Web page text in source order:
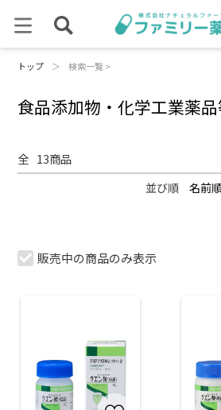
トップ ＞ 検索一覧 >
食品添加物・化学工業薬
全 13商品
並び順 名前
販売中の商品のみ表示